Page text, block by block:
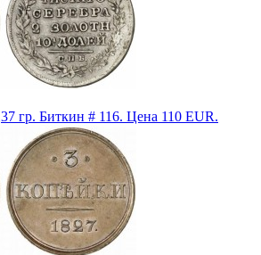
гр. Биткин # 116. Цена 110 EUR.